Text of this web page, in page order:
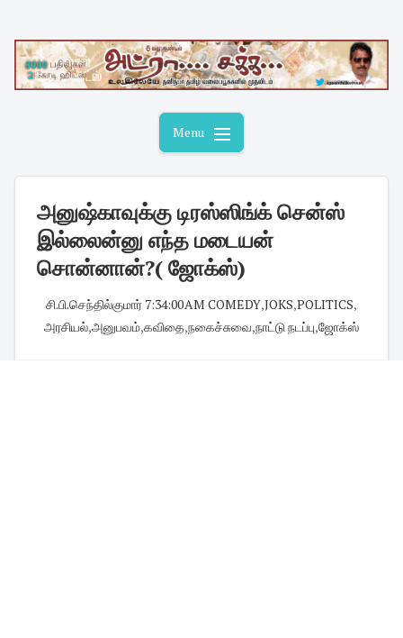
content
Menu
அனுஷ்காவுக்கு டிரஸ்ஸிங்க் சென்ஸ்
இல்லைன்னு எந்த மடையன்
சொன்னான்?( ஜோக்ஸ்)
சி.பி.செந்தில்குமார் 7:34:00 AM COMEDY,JOKS,POLITICS,
அரசியல்,அனுபவம்,கவிதை,நகைச்சுவை,நாட்டு நடப்பு,ஜோக்ஸ்